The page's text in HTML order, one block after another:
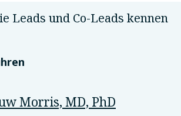
Leads und Co-Leads kennen
Morris, MD, PhD